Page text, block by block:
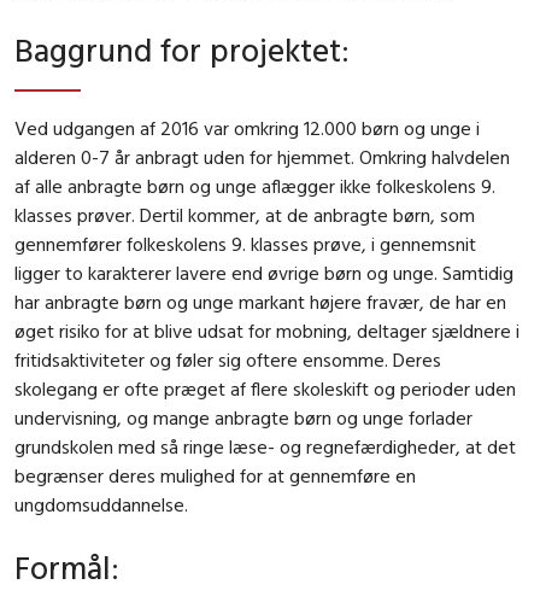
Baggrund for projektet:
Ved udgangen af 2016 var omkring 12.000 børn og unge i
alderen 0-7 år anbragt uden for hjemmet. Omkring halvdelen
af alle anbragte børn og unge aflægger ikke folkeskolens 9.
klasses prøver. Dertil kommer, at de anbragte børn, som
gennemfører folkeskolens 9. klasses prøve, i gennemsnit
ligger to karakterer lavere end øvrige børn og unge. Samtidig
har anbragte børn og unge markant højere fravær, de har en
øget risiko for at blive udsat for mobning, deltager sjældnere i
fritidsaktiviteter og føler sig oftere ensomme. Deres
skolegang er ofte præget af flere skoleskift og perioder uden
undervisning, og mange anbragte børn og unge forlader
grundskolen med så ringe læse- og regnefærdigheder, at det
begrænser deres mulighed for at gennemføre en
ungdomsuddannelse.
Formål: